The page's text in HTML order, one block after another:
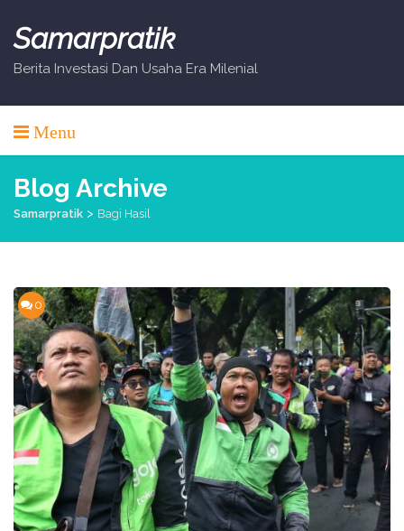
content
Samarpratik
Berita Investasi Dan Usaha Era Milenial
Menu
Blog Archive
Samarpratik > Bagi Hasil
0